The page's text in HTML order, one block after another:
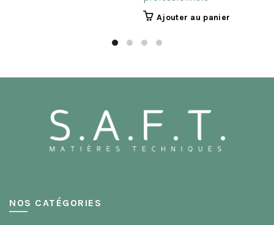
être
du
produit
Ajouter au panier
NOS CATÉGORIES